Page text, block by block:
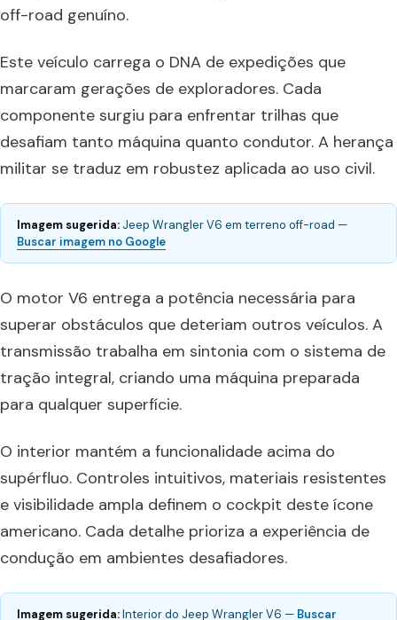
off-road genuíno.
Este veículo carrega o DNA de expedições que
marcaram gerações de exploradores. Cada
componente surgiu para enfrentar trilhas que
desafiam tanto máquina quanto condutor. A herança
militar se traduz em robustez aplicada ao uso civil.
Imagem sugerida: Jeep Wrangler V6 em terreno off-road —
Buscar imagem no Google
O motor V6 entrega a potência necessária para
superar obstáculos que deteriam outros veículos. A
transmissão trabalha em sintonia com o sistema de
tração integral, criando uma máquina preparada
para qualquer superfície.
O interior mantém a funcionalidade acima do
supérfluo. Controles intuitivos, materiais resistentes
e visibilidade ampla definem o cockpit deste ícone
americano. Cada detalhe prioriza a experiência de
condução em ambientes desafiadores.
Imagem sugerida:Interior do Jeep Wrangler V6 — Buscar